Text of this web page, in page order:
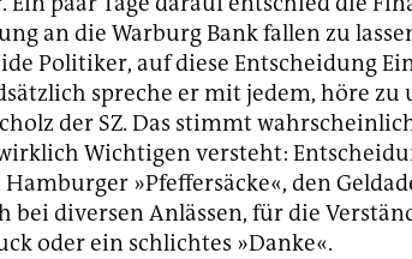
an die Warburg Bank fallen zu
Politiker, auf diese Entscheidung
spreche er mit jedem, höre zu
der SZ. Das stimmt
Wichtigen versteht:
»Pfeffersäcke«, den
bei diversen Anlässen, für die
oder ein schlichtes »Danke«.